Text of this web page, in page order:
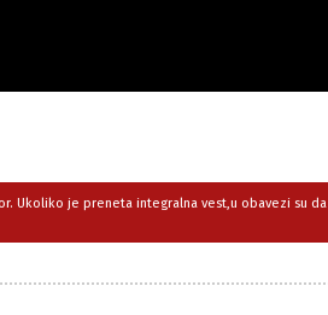
Ukoliko je preneta integralna vest,u obavezi su da